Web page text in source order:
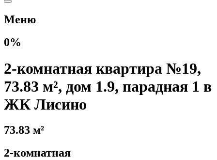
Меню
0%
2-комнатная квартира №19,
73.83 м², дом 1.9, парадная 1 в
ЖК Лисино
73.83 м²
2-комнатная